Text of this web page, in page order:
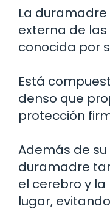
La
externa de
conocida por
Está
denso que
protección
Además de
duramadre
el cerebro y
lugar,